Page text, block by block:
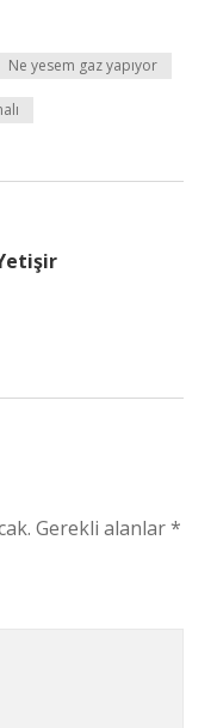
Ne yesem gaz yapıyor
Gerekli alanlar*